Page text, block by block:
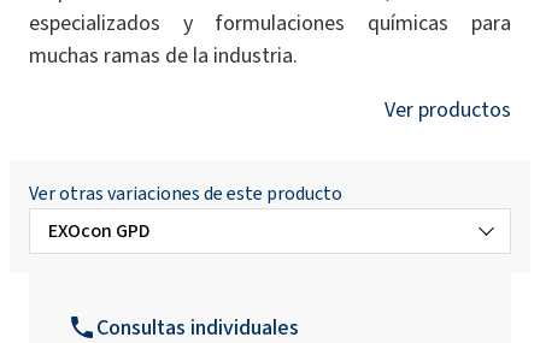
especializados y formulaciones químicas para
muchas ramas de la industria.
Ver productos
Ver otras variaciones de este producto
EXOcon GPD
Consultas individuales